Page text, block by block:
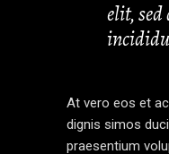
elit,
At vero eos et
dignis simos
praesentium